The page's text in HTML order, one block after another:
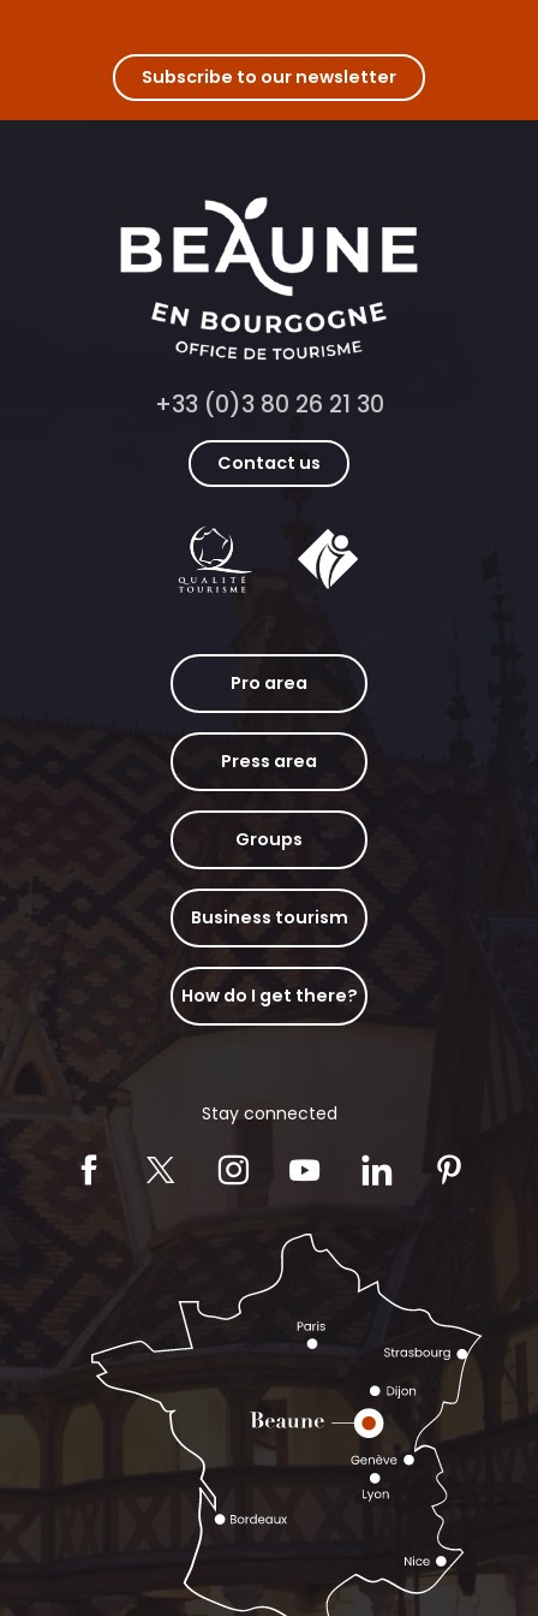
Domaine Besancenot- Visite Dégustation: Plaisir Gourmand
Château de Saint-Aubin - Maison Prosper Maufoux :
Subscribe to our newsletter
+33 (0)3 80 26 21 30
Contact us
Pro area
Press area
Groups
Business tourism
How do I get there?
Stay connected